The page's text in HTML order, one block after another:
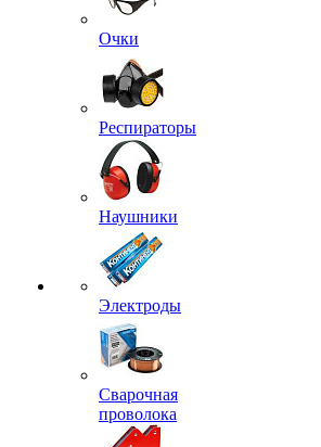
Очки
Респираторы
Наушники
Электроды
Сварочная
проволока